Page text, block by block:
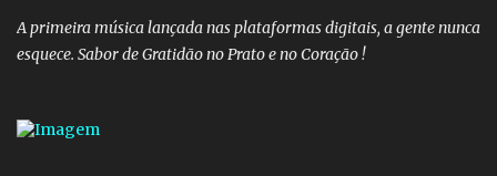
A primeira música lançada nas plataformas digitais, a gente nunca
esquece. Sabor de Gratidão no Prato e no Coração !